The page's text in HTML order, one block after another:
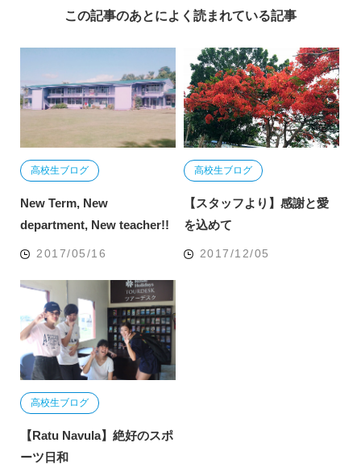
この記事のあとによく読まれている記事
高校生ブログ
New Term, New
department, New teacher!!
2017/05/16
高校生ブログ
【スタッフより】感謝と愛
を込めて
2017/12/05
高校生ブログ
【Ratu Navula】絶好のスポ
ーツ日和